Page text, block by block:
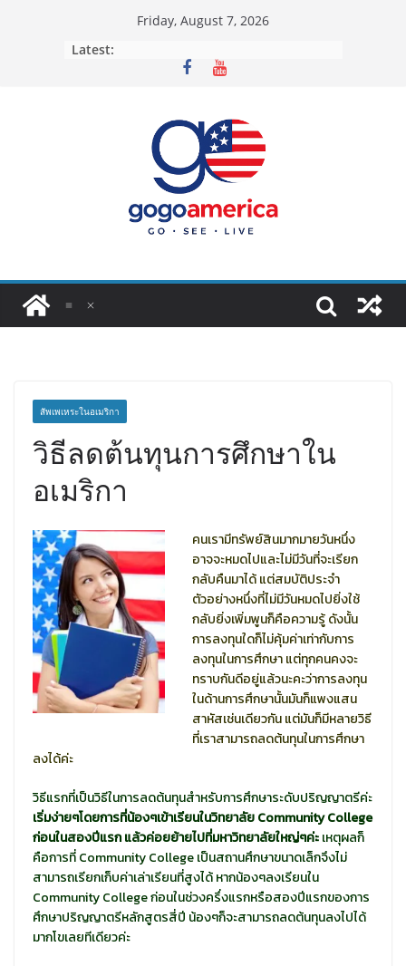
Friday, August 7, 2026
Latest:
สัพเพเหระในอเมริกา
วิธีลดต้นทุนการศึกษาใน
อเมริกา
คนเรามีทรัพย์สินมากมายวันหนึ่ง
อาจจะหมดไปและไม่มีวันที่จะเรียก
กลับคืนมาได้ แต่สมบัติประจำ
ตัวอย่างหนึ่งที่ไม่มีวันหมดไปยิ่งใช้
กลับยิ่งเพิ่มพูนก็คือความรู้ ดังนั้น
การลงทุนใดก็ไม่คุ้มค่าเท่ากับการ
ลงทุนในการศึกษา แต่ทุกคนคงจะ
ทราบกันดีอยู่แล้วนะคะว่าการลงทุน
ในด้านการศึกษานั้นมันก็แพงแสน
สาหัสเช่นเดียวกัน แต่มันก็มีหลายวิธี
ที่เราสามารถลดต้นทุนในการศึกษา
ลงได้ค่ะ
วิธีแรกที่เป็นวิธีในการลดต้นทุนสำหรับการศึกษาระดับปริญญาตรีค่ะ
เริ่มง่ายๆโดยการที่น้องๆเข้าเรียนในวิทยาลัย Community College
ก่อนในสองปีแรก แล้วค่อยย้ายไปที่มหาวิทยาลัยใหญ่ๆค่ะเหตุผลก็
คือการที่ Community College เป็นสถานศึกษาขนาดเล็กจึงไม่
สามารถเรียกเก็บค่าเล่าเรียนที่สูงได้ หากน้องๆลงเรียนใน
Community College ก่อนในช่วงครึ่งแรกหรือสองปีแรกของการ
ศึกษาปริญญาตรีหลักสูตรสี่ปี น้องๆก็จะสามารถลดต้นทุนลงไปได้
มากโขเลยทีเดียวค่ะ